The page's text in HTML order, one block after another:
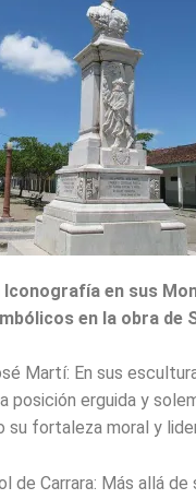
Iconografía en sus
en la obra de
Martí: En sus
posición erguida y
su fortaleza moral y
de Carrara: Más allá de